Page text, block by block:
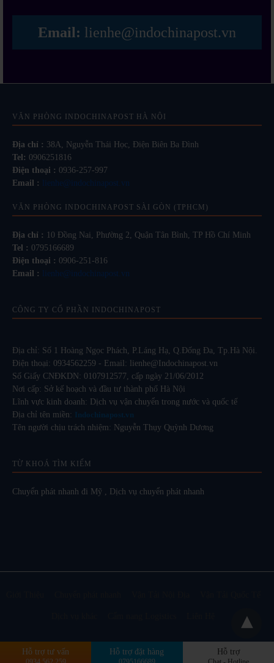
Email: lienhe@indochinapost.vn
VĂN PHÒNG INDOCHINAPOST HÀ NỘI
Địa chỉ : 38A, Nguyễn Thái Học, Điện Biên Ba Đình
Tel: 0906251816
Điện thoại : 0936-257-997
Email :
lienhe@indochinapost.vn
VĂN PHÒNG INDOCHINAPOST SÀI GÒN (TPHCM)
Địa chỉ : 10 Đồng Nai, Phường 2, Quận Tân Bình, TP Hồ Chí Minh
Tel : 0795166689
Điện thoại : 0906-251-816
Email :
lienhe@indochinapost.vn
CÔNG TY CỔ PHẦN INDOCHINAPOST
Địa chỉ: Số 1 Hoàng Ngọc Phách, P.Láng Hạ, Q.Đống Đa, Tp.Hà Nội.
Điện thoại: 0934562259 - Email: lienhe@Indochinapost.vn
Số Giấy CNĐKDN: 0107912577, cấp ngày 21/06/2012
Nơi cấp: Sở kế hoạch và đầu tư thành phố Hà Nội
Lĩnh vực kinh doanh: Dịch vụ vận chuyển trong nước và quốc tế
Địa chỉ tên miền: Indochinapost.vn
Tên người chịu trách nhiệm: Nguyễn Thụy Quỳnh Dương
TỪ KHOÁ TÌM KIẾM
Chuyển phát nhanh đi Mỹ Dịch vụ chuyển phát nhanh
Hỗ trợ tư vấn Hỗ trợ đặt hàng Hỗ trợ
Design by Indochinapost Xem phiên bản đầy đủ